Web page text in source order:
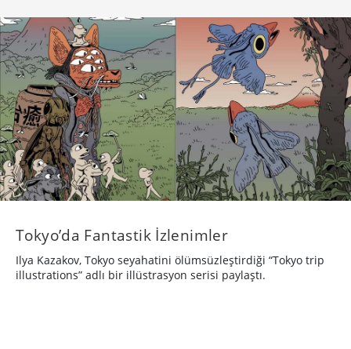
Tokyo’da Fantastik İzlenimler
Ilya Kazakov, Tokyo seyahatini ölümsüzleştirdiği “Tokyo trip
illustrations” adlı bir illüstrasyon serisi paylaştı.